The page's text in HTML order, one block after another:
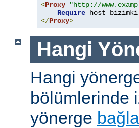
<Proxy "http://
Require host bizimki
</Proxy>
Hangi
Hangi
bölümlerinde
yönerge